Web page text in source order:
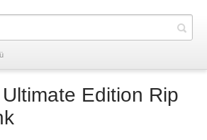
Edition Rip